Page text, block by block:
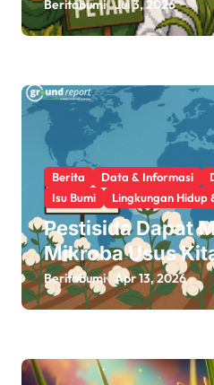
Beritabumi Jul 3, 2026
Berita Data & Informasi
Isu Bumi
Lingkungan Hidup
Pestisida Dapat
Mikroba Usus
Beritabumi Apr 13, 2026